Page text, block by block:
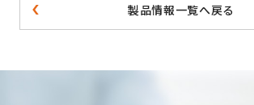
製品情報一覧へ戻る